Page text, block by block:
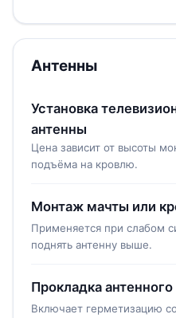
Антенны
Установка
антенны
Цена зависит от высоты
подъёма на кровлю.
Монтаж мачты или
Применяется при слабом
поднять антенну выше.
Прокладка антенного
Включает герметизацию